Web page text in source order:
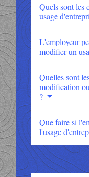
Quels sont les
usage
L'employeur
modifier un
Quelles sont
modification
?
Que faire si
l'usage